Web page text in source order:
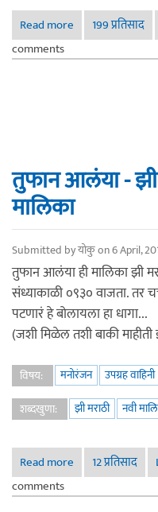
Read more about लागिरं
199 प्रतिसाद
comments
तुफान आलंया - झी
मालिका
Submitted byयोकुon 6 April,
तुफान आलंया ही मालिका झी
संध्याकाळी ०९३० वाजता. तर
पटणारं हे बोलायला हा धागा...
(जशी मिळेल तशी बाकी
विषय: मनोरंजन
उपग्रह वाहिनी
शब्दखुणा:
झी मराठी नवी
Read more about तुफान
12 प्रतिसाद
comments